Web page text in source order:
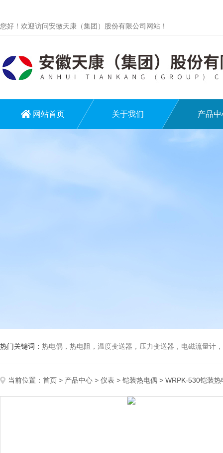
您好！欢迎访问安徽天康（集团）股份有限公司网站！
网站首页 关于我们 产品中
热门关键词： 热电偶，热电阻，温度变送器，压力变送器，电磁流量计，
当前位置： 首页 > 产品中心 > 仪表 > 铠装热电偶 > WRPK-530铠装热